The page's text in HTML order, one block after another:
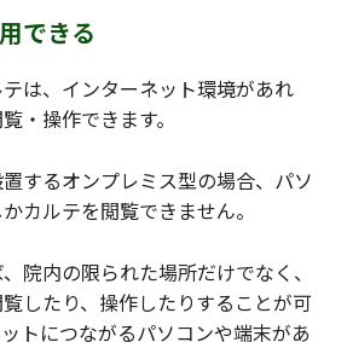
できる
は、インターネット環境があれ
・操作できます。
するオンプレミス型の場合、パソ
カルテを閲覧できません。
院内の限られた場所だけでなく、
したり、操作したりすることが可
トにつながるパソコンや端末があ